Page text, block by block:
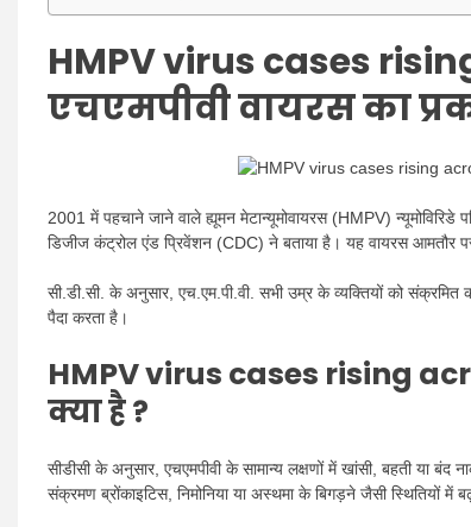
HMPV virus cases
एचएमपीवी वायरस का
2001 में पहचाने जाने वाले ह्यूमन मेटान्यूमोवायरस (HMPV) न्यूमोविरिडे
डिजीज कंट्रोल एंड प्रिवेंशन (CDC) ने बताया है। यह वायरस आमतौर
सी.डी.सी. के अनुसार, एच.एम.पी.वी. सभी उम्र के व्यक्तियों को संक्रमित
पैदा करता है।
HMPV virus cases rising
क्या है ?
सीडीसी के अनुसार, एचएमपीवी के सामान्य लक्षणों में खांसी, बहती या
संक्रमण ब्रोंकाइटिस, निमोनिया या अस्थमा के बिगड़ने जैसी स्थितियों में